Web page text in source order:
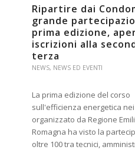
Ripartire dai
grande
prima edizione,
iscrizioni alla
terza
NEWS, NEWS ED EVENTI
La prima edizione del corso
sull'efficienza energetica
organizzato da Regione
Romagna ha visto la
oltre 100 tra tecnici,